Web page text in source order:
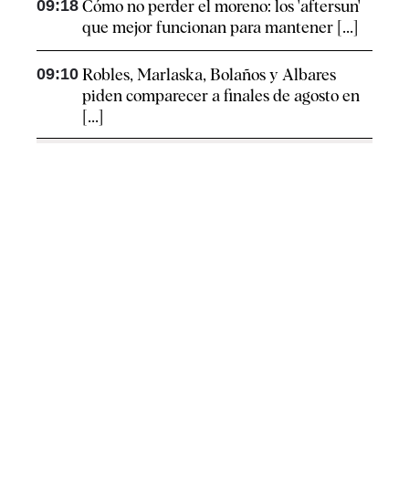
09:18 Cómo no perder el moreno: los 'aftersun'
que mejor funcionan para mantener [...]
09:10 Robles, Marlaska, Bolaños y Albares
piden comparecer a finales de agosto en
[...]